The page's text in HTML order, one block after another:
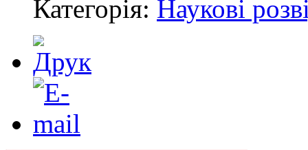
Категорія: Наукові